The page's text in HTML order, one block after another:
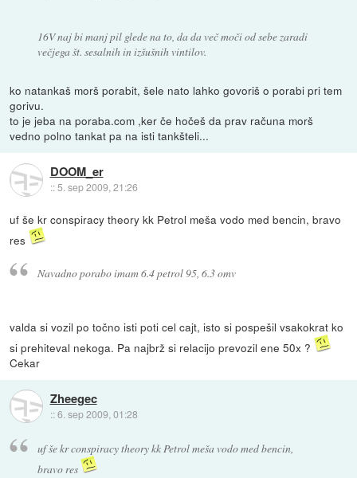
16V naj bi manj pil glede na to, da da več moči od sebe zaradi
večjega št. sesalnih in izšušnih vintilov.
ko natankaš morš porabit, šele nato lahko govoriš o porabi pri tem
gorivu.
to je jeba na poraba.com ,ker če hočeš da prav računa morš
vedno polno tankat pa na isti tankšteli...
DOOM_er
::5. sep 2009, 21:26
uf še kr conspiracy theory kk Petrol meša vodo med bencin, bravo
res
Navadno porabo imam 6.4 petrol 95, 6.3 omv
valda si vozil po točno isti poti cel cajt, isto si pospešil vsakokrat ko
si prehiteval nekoga. Pa najbrž si relacijo prevozil ene 50x ?
Cekar
Zheegec
::6. sep 2009, 01:28
uf še kr conspiracy theory kk Petrol meša vodo med bencin,
bravo res